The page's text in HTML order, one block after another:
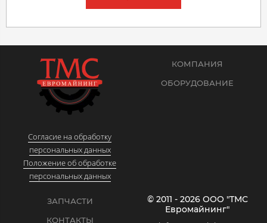
Согласие на обработку
персональных данных
Положение об обработке
персональных данных
КОМПАНИЯ
ОБОРУДОВАНИЕ
ЗАПЧАСТИ
КОНТАКТЫ
© 2011 - 2026 ООО "ТМС
Евромайнинг"